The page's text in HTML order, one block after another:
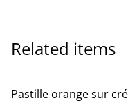
Related items
Pastille orange sur